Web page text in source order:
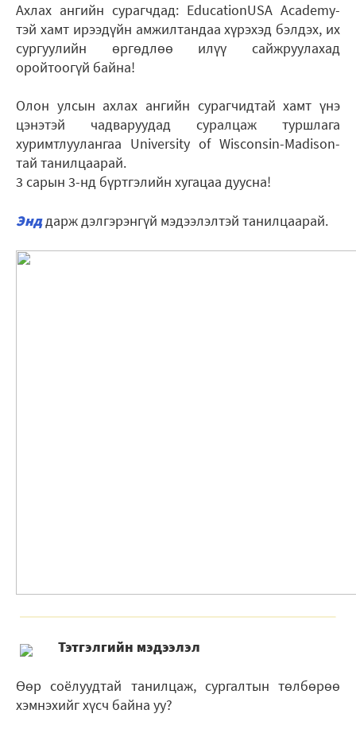
Ахлах ангийн сурагчдад: EducationUSA Academy-
тэй хамт ирээдүйн амжилтандаа хүрэхэд бэлдэх, их
сургуулийн өргөдлөө илүү сайжруулахад
оройтоогүй байна!
Олон улсын ахлах ангийн сурагчидтай хамт үнэ
цэнэтэй чадваруудад суралцаж туршлага
хуримтлуулангаа University of Wisconsin-Madison-
тай танилцаарай.
3 сарын 3-нд бүртгэлийн хугацаа дуусна!
Энддарж дэлгэрэнгүй мэдээлэлтэй танилцаарай.
Тэтгэлгийн мэдээлэл
Өөр соёлуудтай танилцаж, сургалтын төлбөрөө
хэмнэхийг хүсч байна уу?